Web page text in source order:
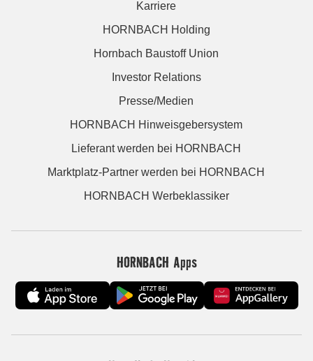
Karriere
HORNBACH Holding
Hornbach Baustoff Union
Investor Relations
Presse/Medien
HORNBACH Hinweisgebersystem
Lieferant werden bei HORNBACH
Marktplatz-Partner werden bei HORNBACH
HORNBACH Werbeklassiker
HORNBACH Apps